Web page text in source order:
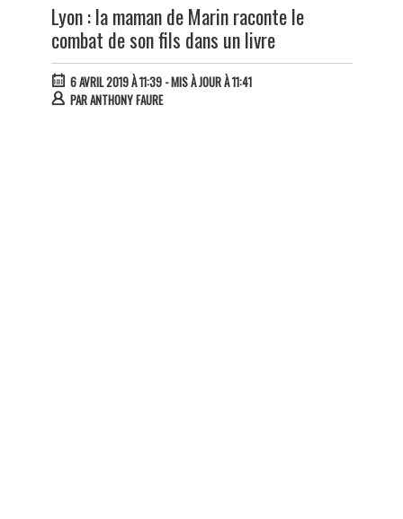
Lyon : la maman de Marin raconte le
combat de son fils dans un livre
6 AVRIL 2019 À 11:39- MIS À JOUR À 11:41
PARANTHONY FAURE